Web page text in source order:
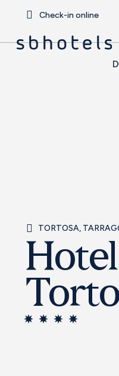
Check-in online
TORTOSA,